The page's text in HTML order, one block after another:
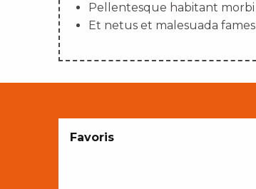
Pellentesque habitant
Et netus et malesuada
Favoris